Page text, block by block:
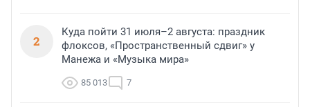
2
Куда пойти 31 июля–2 августа: праздник
флоксов, «Пространственный сдвиг» у
Манежа и «Музыка мира»
85 013 7